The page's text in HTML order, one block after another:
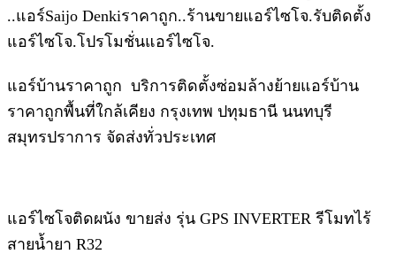
..แอร์Saijo Denkiราคาถูก..ร้านขายแอร์ไซโจ.รับติดตั้ง
แอร์ไซโจ.โปรโมชั่นแอร์ไซโจ.
แอร์บ้านราคาถูก บริการติดตั้งซ่อมล้างย้ายแอร์บ้าน
ราคาถูกพื้นที่ใกล้เคียง กรุงเทพ ปทุมธานี นนทบุรี
สมุทรปราการ จัดส่งทั่วประเทศ
แอร์ไซโจติดผนัง ขายส่ง รุ่น GPS INVERTER รีโมทไร้
สายน้ำยา R32